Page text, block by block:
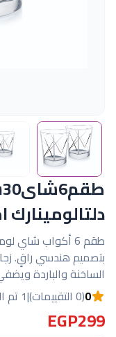
دلتالومينارك
بتصميم هندسي راقٍ.
الساخنة والباردة
0(0 التقييمات) |1 تم البيع
EGP299